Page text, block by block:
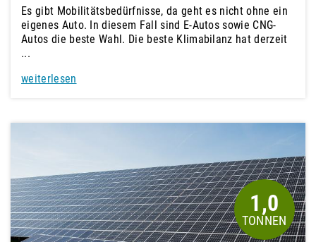
Es gibt Mobilitätsbedürfnisse, da geht es nicht ohne ein
eigenes Auto. In diesem Fall sind E-Autos sowie CNG-
Autos die beste Wahl. Die beste Klimabilanz hat derzeit
...
weiterlesen
1,0